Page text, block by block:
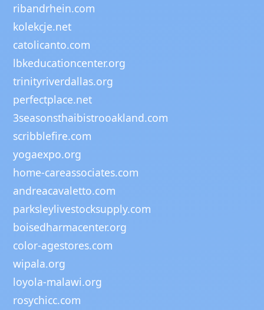
ribandrhein.com
kolekcje.net
catolicanto.com
lbkeducationcenter.org
trinityriverdallas.org
perfectplace.net
3seasonsthaibistrooakland.com
scribblefire.com
yogaexpo.org
home-careassociates.com
andreacavaletto.com
parksleylivestocksupply.com
boisedharmacenter.org
color-agestores.com
wipala.org
loyola-malawi.org
rosychicc.com